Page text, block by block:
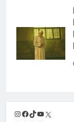
Instagram
Facebook
TikTok
YouTube